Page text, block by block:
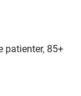
patienter, 85+